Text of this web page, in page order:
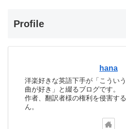
Profile
hana
洋楽好きな英語下手が「こうい
曲が好き」と綴るブログです。
作者、翻訳者様の権利を侵害す
ん。